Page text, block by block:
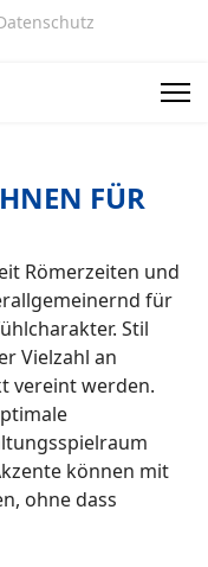
FÜR
Römerzeiten und
für
Stil
Vielzahl an
vereint werden.
können mit
ohne dass